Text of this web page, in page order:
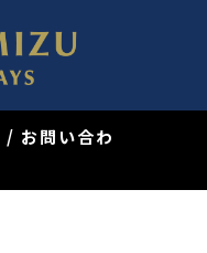
/ お問い合わ